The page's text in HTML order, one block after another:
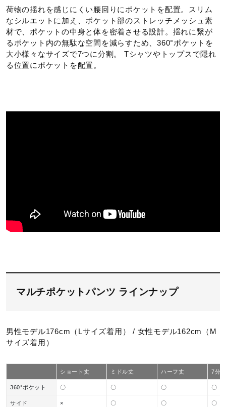
カラー
09：ブラック
11：エステートブルー
原産国
材料：この商品には、リサイクルポリエステル繊維が75％
発売シーズン
09、11：2026年春夏
荷物の揺れを感じにくい腰回りにポケットを配置。スリム
なシルエットに加え、ポケット部のストレッチメッシュ素
材で、ポケットの中⾝と体を密着させる設計。揺れに繋が
るポケット内の無駄な空間を減らすため、360°ポケットを
⼤⼩様々なサイズで7つに分割。 Tシャツやトップスで隠れ
る位置にポケットを配置。
マルチポケットパンツ ラインナップ
男性モデル176cm（Lサイズ着用） / 女性モデル162cm（M
サイズ着用）
ショート丈 ミドル丈 ハーフ丈 7分
360°ポケット 〇 〇 〇 〇
サイド
× 〇 〇 〇